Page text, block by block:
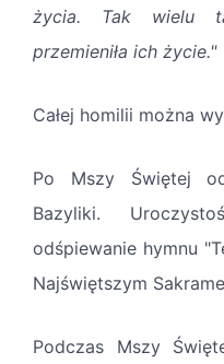
życia. Tak wielu
przemieniła ich życie."
Całej homilii można
Po Mszy Świętej
Bazyliki.
odśpiewanie hymnu
Najświętszym
Podczas Mszy